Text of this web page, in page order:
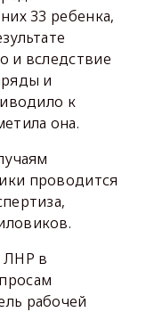
33 ребенка,
и вследствие
и
к
она.
проводится
ЛНР в
рабочей